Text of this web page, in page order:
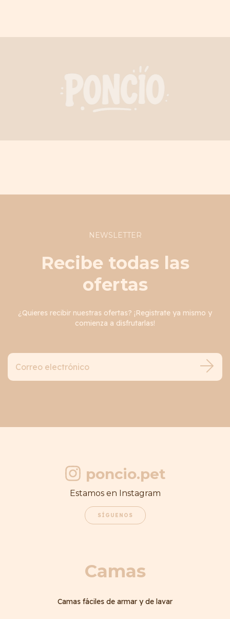
NEWSLETTER
Recibe todas las
ofertas
¿Quieres recibir nuestras ofertas? ¡Registrate ya mismo y
comienza a disfrutarlas!
poncio.pet
Estamos en Instagram
SÍGUENOS
Camas
Camas fáciles de armar y de lavar